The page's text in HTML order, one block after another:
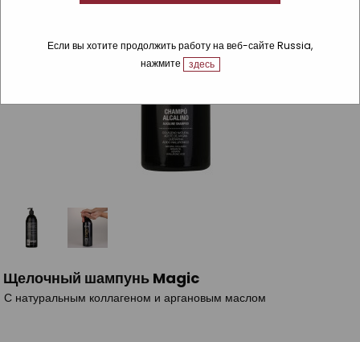
Если вы хотите продолжить работу на веб-сайте Russia,
нажмите
здесь
Щелочный шампунь Magic
С натуральным коллагеном и аргановым маслом